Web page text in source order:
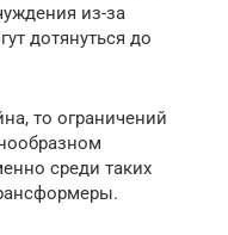
из-за
дотянуться до
то ограничений
среди таких